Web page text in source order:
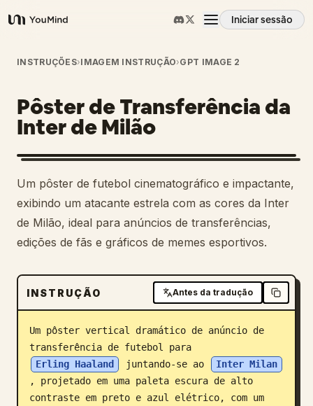
YouMind
Iniciar sessão
Visão geral
Casos de uso
Habilidades
Prompts
Preços
Transferir
Blogue
Atualizações
INSTRUÇÕES›IMAGEM INSTRUÇÃO›GPT IMAGE 2
Pôster de Transferência da
Inter de Milão
Um pôster de futebol cinematográfico e impactante,
exibindo um atacante estrela com as cores da Inter
de Milão, ideal para anúncios de transferências,
edições de fãs e gráficos de memes esportivos.
INSTRUÇÃO Antes da tradução
Um pôster vertical dramático de anúncio de
transferência de futebol para
Erling Haaland
juntando-se ao
Inter Milan
, projetado em uma paleta escura de alto
contraste em preto e azul elétrico, com um